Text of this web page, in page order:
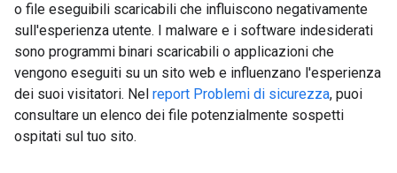
o file eseguibili scaricabili che influiscono negativamente
sull'esperienza utente. I malware e i software indesiderati
sono programmi binari scaricabili o applicazioni che
vengono eseguiti su un sito web e influenzano l'esperienza
dei suoi visitatori. Nel report Problemi di sicurezza, puoi
consultare un elenco dei file potenzialmente sospetti
ospitati sul tuo sito.